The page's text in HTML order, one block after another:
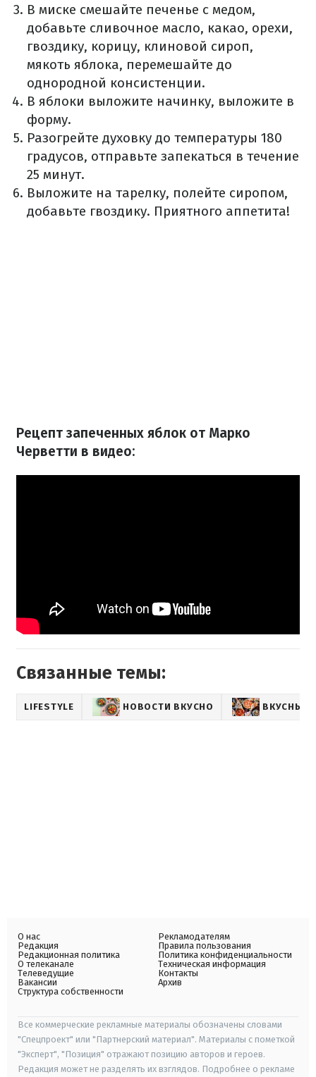
В миске смешайте печенье с медом,
добавьте сливочное масло, какао, орехи,
гвоздику, корицу, клиновой сироп,
мякоть яблока, перемешайте до
однородной консистенции.
В яблоки выложите начинку, выложите в
форму.
Разогрейте духовку до температуры 180
градусов, отправьте запекаться в течение
25 минут.
Выложите на тарелку, полейте сиропом,
добавьте гвоздику. Приятного аппетита!
Рецепт запеченных яблок от Марко
Черветти в видео:
Связанные темы:
LIFESTYLE НОВОСТИ ВКУСНО ВКУСНЫЕ
О нас
Редакция
Редакционная политика
О телеканале
Телеведущие
Вакансии
Структура собственности
Рекламодателям
Правила пользования
Политика конфиденциальности
Техническая информация
Контакты
Архив
Все коммерческие рекламные материалы обозначены словами
"Спецпроект" или "Партнерский материал". Материалы с пометкой
"Эксперт", "Позиция" отражают позицию авторов и героев.
Редакция может не разделять их взглядов. Подробнее о рекламе